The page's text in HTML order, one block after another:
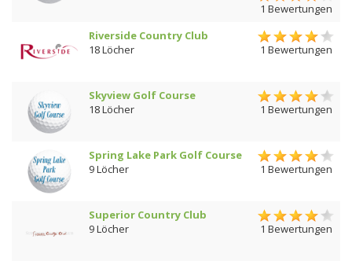
1 Bewertungen
Riverside Country Club
18 Löcher
1 Bewertungen
Skyview Golf Course
18 Löcher
1 Bewertungen
Spring Lake Park Golf Course
9 Löcher
1 Bewertungen
Superior Country Club
9 Löcher
1 Bewertungen